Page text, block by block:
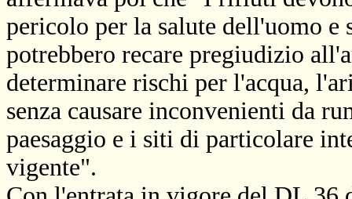
pericolo per la salute dell'uomo e
potrebbero recare pregiudizio
determinare rischi per l'acqua,
senza causare inconvenienti da
paesaggio e i siti di particolare
vigente".